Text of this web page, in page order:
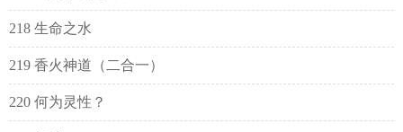
218 生命之水
219 香火神道（二合一）
220 何为灵性？